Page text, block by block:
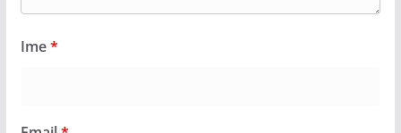
Ime*